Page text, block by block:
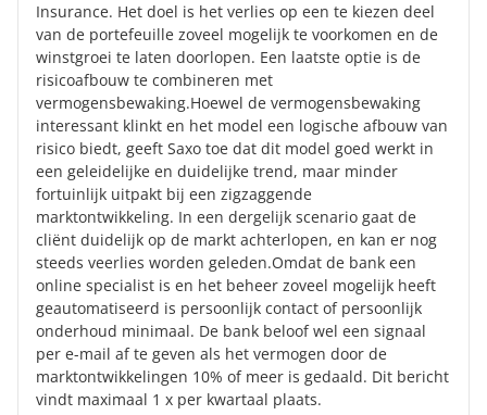
Insurance. Het doel is het verlies op een te kiezen deel
van de portefeuille zoveel mogelijk te voorkomen en de
winstgroei te laten doorlopen. Een laatste optie is de
risicoafbouw te combineren met
vermogensbewaking.Hoewel de vermogensbewaking
interessant klinkt en het model een logische afbouw van
risico biedt, geeft Saxo toe dat dit model goed werkt in
een geleidelijke en duidelijke trend, maar minder
fortuinlijk uitpakt bij een zigzaggende
marktontwikkeling. In een dergelijk scenario gaat de
cliënt duidelijk op de markt achterlopen, en kan er nog
steeds veerlies worden geleden.Omdat de bank een
online specialist is en het beheer zoveel mogelijk heeft
geautomatiseerd is persoonlijk contact of persoonlijk
onderhoud minimaal. De bank beloof wel een signaal
per e-mail af te geven als het vermogen door de
marktontwikkelingen 10% of meer is gedaald. Dit bericht
vindt maximaal 1 x per kwartaal plaats.